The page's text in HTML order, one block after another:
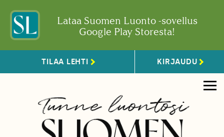
Lataa Suomen Luonto -sovellus
Google Play Storesta!
TILAA LEHTI KIRJAUDU